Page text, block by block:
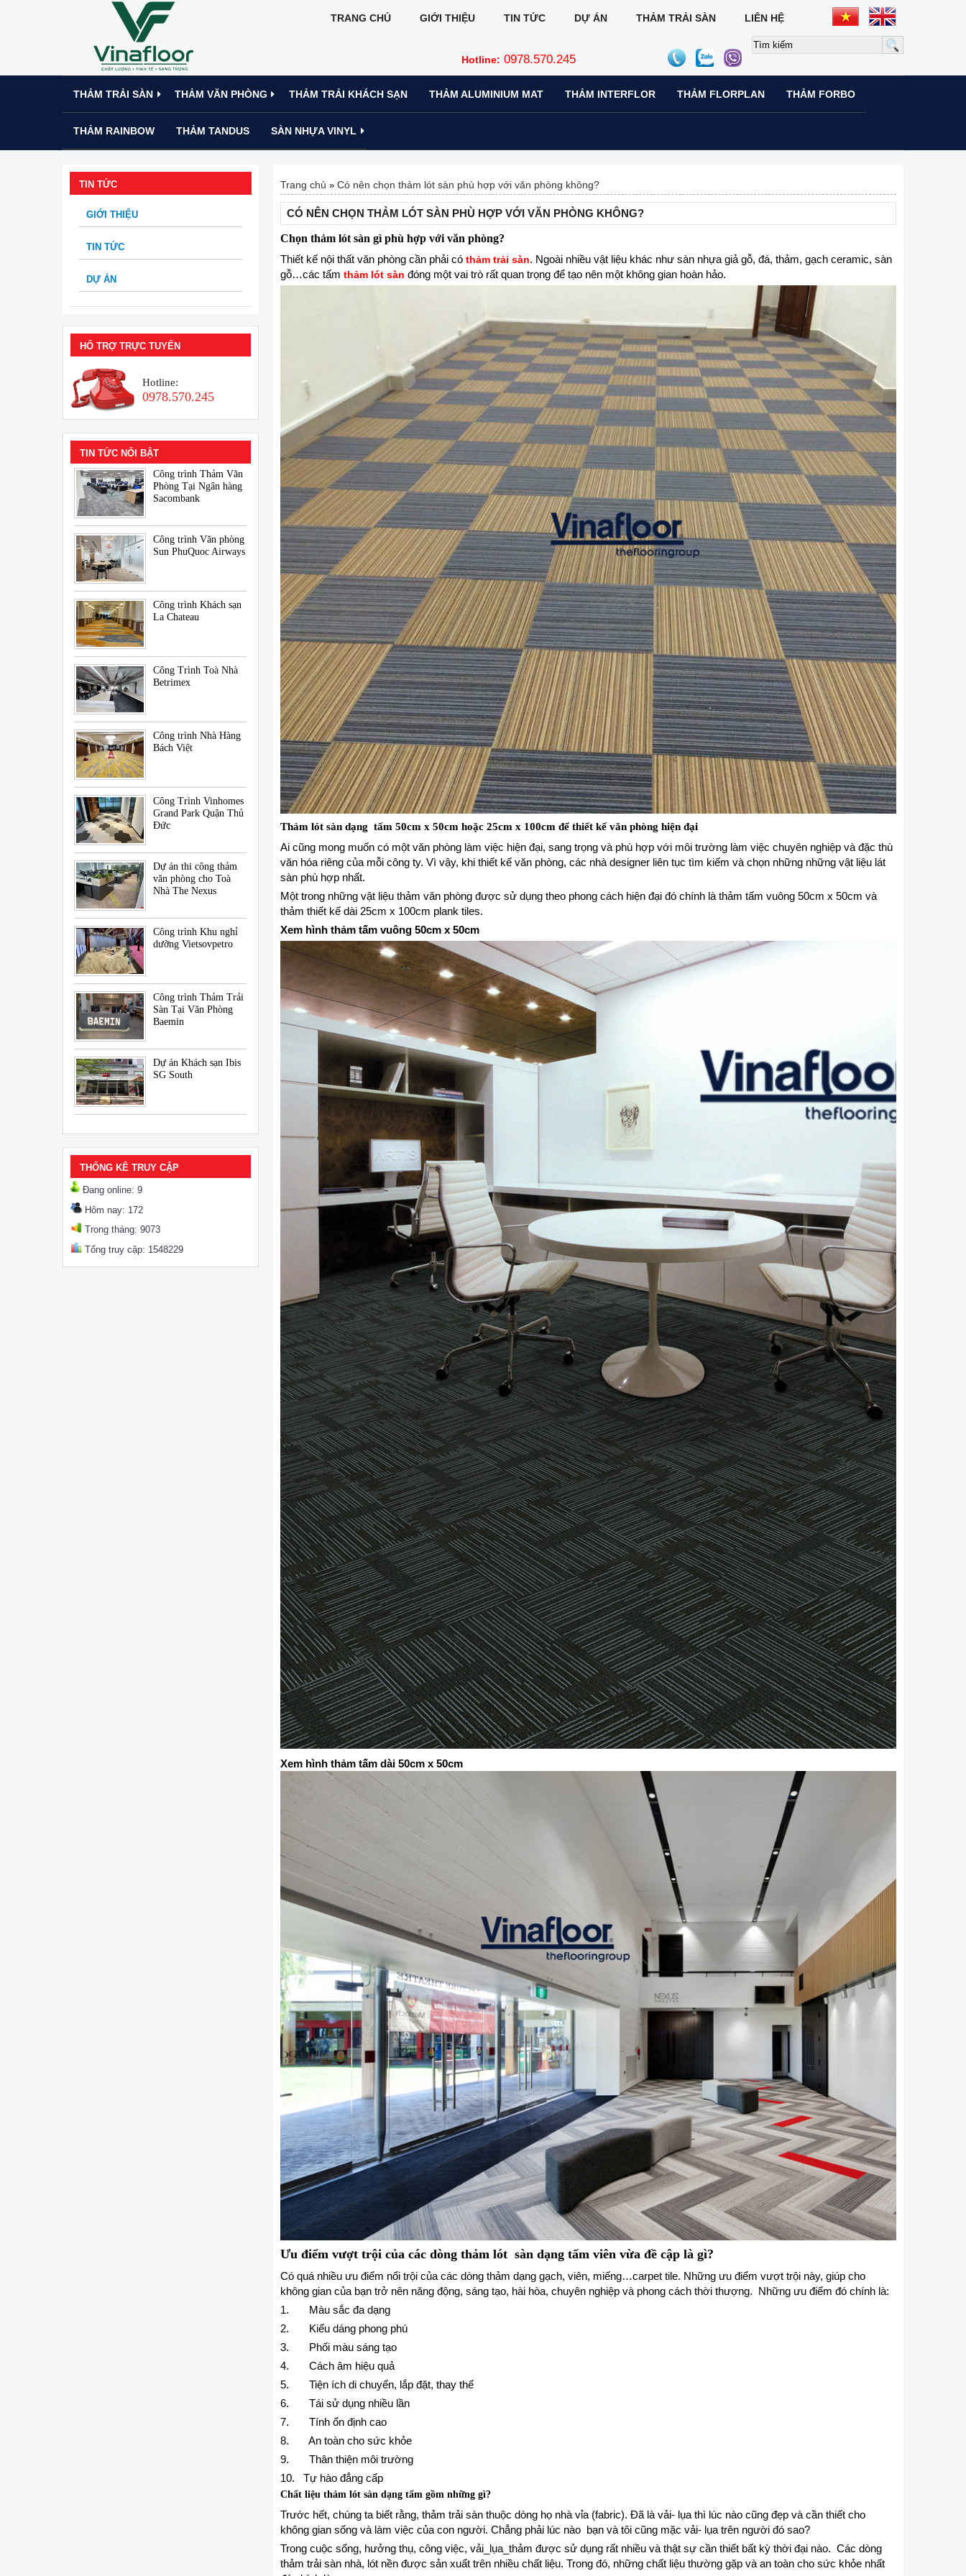
TRANG CHỦ GIỚI THIỆU TIN TỨC DỰ ÁN THẢM TRẢI SÀN LIÊN HỆ
Hotline: 0978.570.245
THẢM TRẢI SÀN THẢM VĂN PHÒNG THẢM TRẢI KHÁCH SẠN THẢM ALUMINIUM MAT THẢM INTERFLOR THẢM FLORPLAN THẢM FORBO
THẢM RAINBOW THẢM TANDUS SÀN NHỰA VINYL
Trang chủ » Có nên chọn thảm lót sàn phù hợp với văn phòng không?
CÓ NÊN CHỌN THẢM LÓT SÀN PHÙ HỢP VỚI VĂN PHÒNG KHÔNG?
Chọn thảm lót sàn gì phù hợp với văn phòng?
Thiết kế nội thất văn phòng cần phải có thảm trải sàn. Ngoài nhiều vật liệu khác như sàn nhựa giả gỗ, đá, thảm, gạch ceramic, sàn
gỗ…các tấm thảm lót sàn đóng một vai trò rất quan trọng để tạo nên một không gian hoàn hảo.
Thảm lót sàn dạng tấm 50cm x 50cm hoặc 25cm x 100cm để thiết kế văn phòng hiện đại
Ai cũng mong muốn có một văn phòng làm việc hiện đại, sang trọng và phù hợp với môi trường làm việc chuyên nghiệp và đặc thù
văn hóa riêng của mỗi công ty. Vì vậy, khi thiết kế văn phòng, các nhà designer liên tục tìm kiếm và chọn những những vật liệu lát
sàn phù hợp nhất.
Một trong những vật liệu thảm văn phòng được sử dụng theo phong cách hiện đại đó chính là thảm tấm vuông 50cm x 50cm và
thảm thiết kế dài 25cm x 100cm plank tiles.
Xem hình thảm tấm vuông 50cm x 50cm
Xem hình thảm tấm dài 50cm x 50cm
Ưu điểm vượt trội của các dòng thảm lót sàn dạng tấm viên vừa đề cập là gì?
Có quá nhiều ưu điểm nổi trội của các dòng thảm dạng gạch, viên, miếng…carpet tile. Những ưu điểm vượt trội này, giúp cho
không gian của bạn trở nên năng động, sáng tạo, hài hòa, chuyên nghiệp và phong cách thời thượng. Những ưu điểm đó chính là:
1. Màu sắc đa dạng
2. Kiểu dáng phong phú
3. Phối màu sáng tạo
4. Cách âm hiệu quả
5. Tiện ích di chuyển, lắp đặt, thay thế
6. Tái sử dụng nhiều lần
7. Tính ổn định cao
8. An toàn cho sức khỏe
9. Thân thiện môi trường
10. Tự hào đẳng cấp
Chất liệu thảm lót sàn dạng tấm gồm những gì?
Trước hết, chúng ta biết rằng, thảm trải sàn thuộc dòng họ nhà vỉa (fabric). Đã là vải- lụa thì lúc nào cũng đẹp và cần thiết cho
không gian sống và làm việc của con người. Chẳng phải lúc nào bạn và tôi cũng mặc vải- lụa trên người đó sao?
Trong cuộc sống, hưởng thụ, công việc, vải_lụa_thảm được sử dụng rất nhiều và thật sự cần thiết bất kỳ thời đại nào. Các dòng
thảm trải sàn nhà, lót nền được sản xuất trên nhiều chất liệu. Trong đó, những chất liệu thường gặp và an toàn cho sức khỏe nhất
TIN TỨC
GIỚI THIỆU
TIN TỨC
DỰ ÁN
HỔ TRỢ TRỰC TUYẾN
Hotline:
0978.570.245
TIN TỨC NỔI BẬT
Công trình Thảm Văn
Phòng Tại Ngân hàng
Sacombank
Công trình Văn phòng
Sun PhuQuoc Airways
Công trình Khách sạn
La Chateau
Công Trình Toà Nhà
Betrimex
Công trình Nhà Hàng
Bách Việt
Công Trình Vinhomes
Grand Park Quận Thủ
Đức
Dự án thi công thảm
văn phòng cho Toà
Nhà The Nexus
Công trình Khu nghỉ
dưỡng Vietsovpetro
Công trình Thảm Trải
Sàn Tại Văn Phòng
Baemin
Dự án Khách sạn Ibis
SG South
THỐNG KÊ TRUY CẬP
Đang online: 9
Hôm nay: 172
Trong tháng: 9073
Tổng truy cập: 1548229